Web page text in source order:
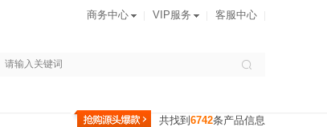
商务中心 VIP服务 客服中心
共找到 6742条产品信息